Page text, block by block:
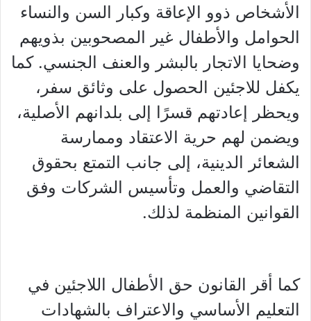
الأشخاص ذوو الإعاقة وكبار السن والنساء
الحوامل والأطفال غير المصحوبين بذويهم
وضحايا الاتجار بالبشر والعنف الجنسي. كما
يكفل للاجئين الحصول على وثائق سفر،
ويحظر إعادتهم قسرًا إلى بلدانهم الأصلية،
ويضمن لهم حرية الاعتقاد وممارسة
الشعائر الدينية، إلى جانب التمتع بحقوق
التقاضي والعمل وتأسيس الشركات وفق
القوانين المنظمة لذلك.
كما أقر القانون حق الأطفال اللاجئين في
التعليم الأساسي والاعتراف بالشهادات